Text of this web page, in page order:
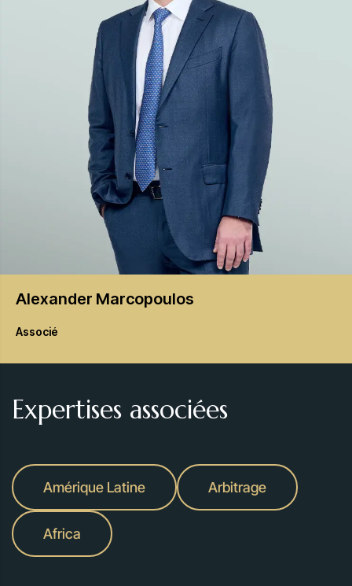
Alexander Marcopoulos
Associé
Expertises associées
Amérique Latine Arbitrage
Africa